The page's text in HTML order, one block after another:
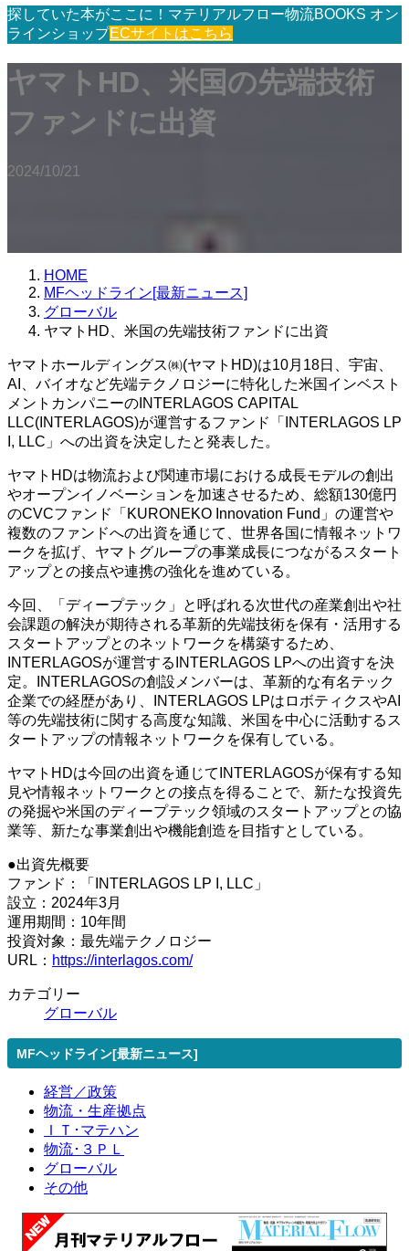
探していた本がここに！マテリアルフロー物流BOOKS オン
ラインショップECサイトはこちら
ヤマトHD、米国の先端技術
ファンドに出資
2024/10/21
HOME
MFヘッドライン[最新ニュース]
グローバル
ヤマトHD、米国の先端技術ファンドに出資
ヤマトホールディングス㈱(ヤマトHD)は10月18日、宇宙、
AI、バイオなど先端テクノロジーに特化した米国インベスト
メントカンパニーのINTERLAGOS CAPITAL
LLC(INTERLAGOS)が運営するファンド「INTERLAGOS LP
I, LLC」への出資を決定したと発表した。
ヤマトHDは物流および関連市場における成長モデルの創出
やオープンイノベーションを加速させるため、総額130億円
のCVCファンド「KURONEKO Innovation Fund」の運営や
複数のファンドへの出資を通じて、世界各国に情報ネットワ
ークを拡げ、ヤマトグループの事業成長につながるスタート
アップとの接点や連携の強化を進めている。
今回、「ディープテック」と呼ばれる次世代の産業創出や社
会課題の解決が期待される革新的先端技術を保有・活用する
スタートアップとのネットワークを構築するため、
INTERLAGOSが運営するINTERLAGOS LPへの出資すを決
定。INTERLAGOSの創設メンバーは、革新的な有名テック
企業での経歴があり、INTERLAGOS LPはロボティクスやAI
等の先端技術に関する高度な知識、米国を中心に活動するス
タートアップの情報ネットワークを保有している。
ヤマトHDは今回の出資を通じてINTERLAGOSが保有する知
見や情報ネットワークとの接点を得ることで、新たな投資先
の発掘や米国のディープテック領域のスタートアップとの協
業等、新たな事業創出や機能創造を目指すとしている。
●出資先概要
ファンド：「INTERLAGOS LP I, LLC」
設立：2024年3月
運用期間：10年間
投資対象：最先端テクノロジー
URL： https://interlagos.com/
カテゴリー
グローバル
MFヘッドライン[最新ニュース]
経営／政策
物流・生産拠点
ＩＴ･マテハン
物流･３ＰＬ
グローバル
その他